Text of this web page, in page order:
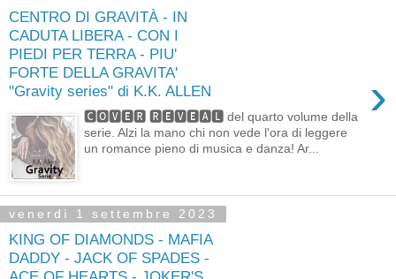
CENTRO DI GRAVITÀ - IN
CADUTA LIBERA - CON I
PIEDI PER TERRA - PIU'
FORTE DELLA GRAVITA'
"Gravity series" di K.K. ALLEN
›
🅲🅾🆅🅴🆁 🆁🅴🆅🅴🅰🅻 del quarto volume della
serie. Alzi la mano chi non vede l'ora di leggere
un romance pieno di musica e danza! Ar...
venerdì 1 settembre 2023
KING OF DIAMONDS - MAFIA
DADDY - JACK OF SPADES -